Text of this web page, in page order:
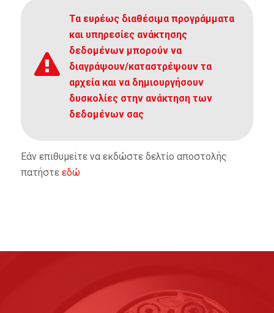
Τα ευρέως διαθέσιμα προγράμματα
και υπηρεσίες ανάκτησης
δεδομένων μπορούν να
διαγράψουν/καταστρέψουν τα
αρχεία και να δημιουργήσουν
δυσκολίες στην ανάκτηση των
δεδομένων σας
Εάν επιθυμείτε να εκδώστε δελτίο αποστολής
πατήστε εδώ